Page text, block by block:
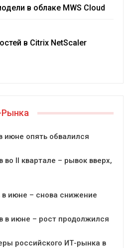
в облаке MWS Cloud
в Citrix NetScaler
июне опять обвалился
во II квартале – рывок вверх,
июне – снова снижение
в июне – рост продолжился
российского ИТ-рынка в